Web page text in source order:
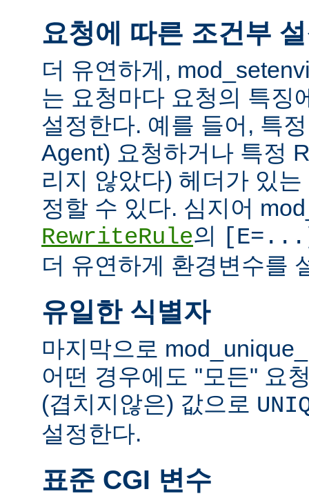
요청에 따른 조건부
더 유연하게,
는 요청마다 요청의 특징
설정한다. 예를 들어, 특
Agent) 요청하거나 특정
리지 않았다) 헤더가 있
정할 수 있다. 심지어
RewriteRule의
더 유연하게 환경변수를
유일한 식별자
마지막으로
어떤 경우에도 "모든" 요
(겹치지않은) 값으로
설정한다.
표준 CGI 변수